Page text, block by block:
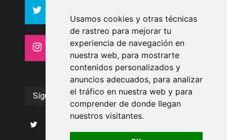
Usamos cookies y otras técnicas
de rastreo para mejorar tu
experiencia de navegación en
nuestra web, para mostrarte
contenidos personalizados y
anuncios adecuados, para analizar
el tráfico en nuestra web y para
comprender de donde llegan
nuestros visitantes.
Seguidores
Seguidores
4413
Seguidores
26
Seguidores
Síguenos